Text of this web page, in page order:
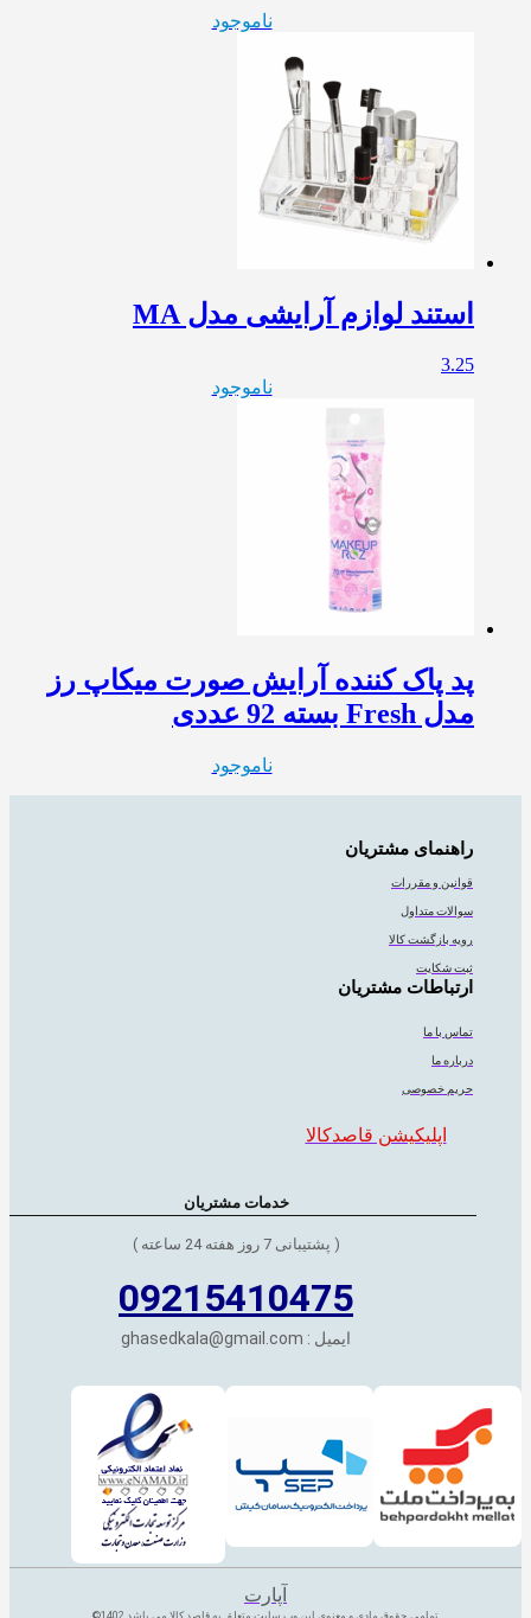
ناموجود
استند لوازم آرایشی مدل MA
3.25
ناموجود
پد پاک کننده آرایش صورت میکاپ رز
مدل Fresh بسته 92 عددی
ناموجود
راهنمای مشتریان
قوانین و مقررات
سوالات متداول
رویه بازگشت کالا
ثبت شکایت
ارتباطات مشتریان
تماس با ما
درباره ما
حریم خصوصی
اپلیکیشن قاصدکالا
خدمات مشتریان
( پشتیبانی 7 روز هفته 24 ساعته )
09215410475
ایمیل : ghasedkala@gmail.com
آپارت
تمامی حقوق مادی و معنوی این وب سایت متعلق به قاصد کالا می باشد 1402©